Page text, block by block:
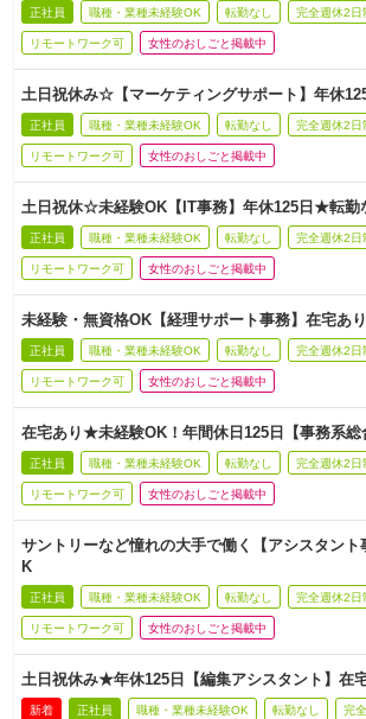
正社員 職種・業種未経験OK 転勤なし 完全週休2日
リモートワーク可 女性のおしごと掲載中
土日祝休み☆【マーケティングサポート】年休
正社員 職種・業種未経験OK 転勤なし 完全週休2日
リモートワーク可 女性のおしごと掲載中
土日祝休☆未経験OK【IT事務】年休125日★転勤
正社員 職種・業種未経験OK 転勤なし 完全週休2日
リモートワーク可 女性のおしごと掲載中
未経験・無資格OK【経理サポート事務】在宅あ
正社員 職種・業種未経験OK 転勤なし 完全週休2日
リモートワーク可 女性のおしごと掲載中
在宅あり★未経験OK！年間休日125日【事務系総
正社員 職種・業種未経験OK 転勤なし 完全週休2日
リモートワーク可 女性のおしごと掲載中
サントリーなど憧れの大手で働く【アシスタン
K
正社員 職種・業種未経験OK 転勤なし 完全週休2日
リモートワーク可 女性のおしごと掲載中
土日祝休み★年休125日【編集アシスタント】在
新着 正社員 職種・業種未経験OK 転勤なし 完